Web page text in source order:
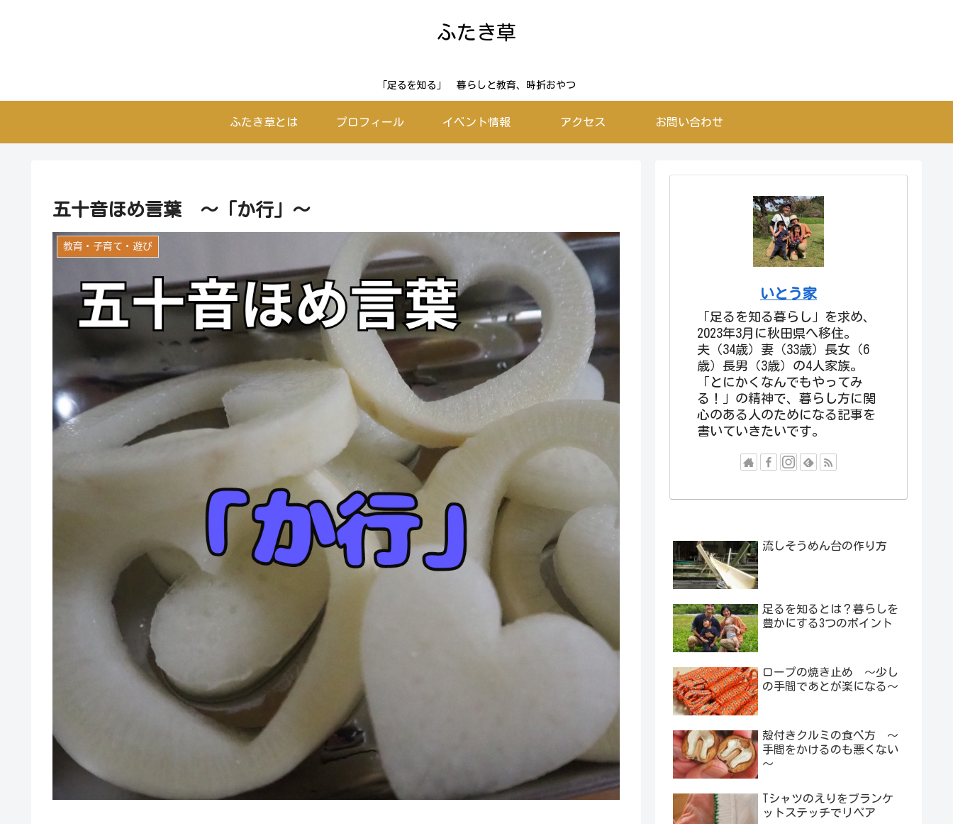
ふたき草
「足るを知る」 暮らしと教育、時折おやつ
ふたき草とは プロフィール イベント情報 アクセス お問い合わせ
五十音ほめ言葉 ～「か行」～
教育・子育て・遊び
いとう家
「足るを知る暮らし」を求め、
2023年3月に秋田県へ移住。
夫（34歳）妻（33歳）長女（6
歳）長男（3歳）の4人家族。
「とにかくなんでもやってみ
る！」の精神で、暮らし方に関
心のある人のためになる記事を
書いていきたいです。
流しそうめん台の作り方
足るを知るとは？暮らしを
豊かにする3つのポイント
ロープの焼き止め ～少し
の手間であとが楽になる～
殻付きクルミの食べ方 ～
手間をかけるのも悪くない
～
Tシャツのえりをブランケ
ットステッチでリペア